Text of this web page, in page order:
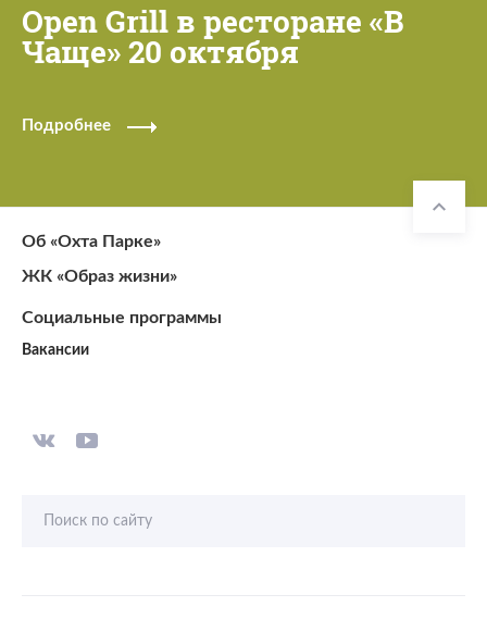
Open Grill в ресторане «В
Чаще» 20 октября
Подробнее
Об «Охта Парке»
ЖК «Образ жизни»
Социальные программы
Вакансии
Поиск по сайту